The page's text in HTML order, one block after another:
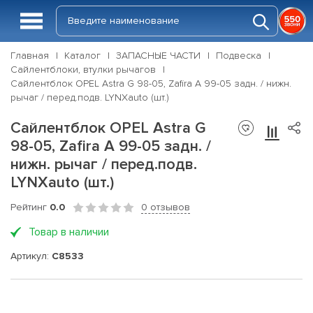
Главная Каталог ЗАПАСНЫЕ ЧАСТИ
Подвеска
Сайлентблоки, втулки рычагов
Сайлентблок OPEL Astra G 98-05, Zafira A 99-05 задн. / нижн.
рычаг / перед.подв. LYNXauto (шт.)
Сайлентблок OPEL Astra G
98-05, Zafira A 99-05 задн. /
нижн. рычаг / перед.подв.
LYNXauto (шт.)
Рейтинг 0.0 0 отзывов
Товар в наличии
Артикул: C8533